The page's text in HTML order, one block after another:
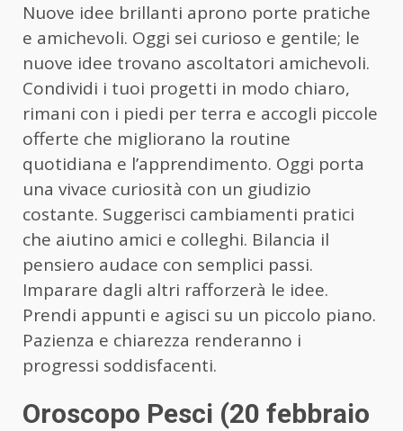
Nuove idee brillanti aprono porte pratiche
e amichevoli. Oggi sei curioso e gentile; le
nuove idee trovano ascoltatori amichevoli.
Condividi i tuoi progetti in modo chiaro,
rimani con i piedi per terra e accogli piccole
offerte che migliorano la routine
quotidiana e l’apprendimento. Oggi porta
una vivace curiosità con un giudizio
costante. Suggerisci cambiamenti pratici
che aiutino amici e colleghi. Bilancia il
pensiero audace con semplici passi.
Imparare dagli altri rafforzerà le idee.
Prendi appunti e agisci su un piccolo piano.
Pazienza e chiarezza renderanno i
progressi soddisfacenti.
Oroscopo Pesci (20 febbraio